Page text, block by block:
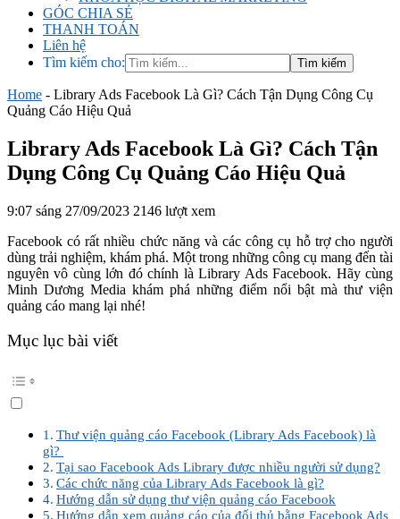
GÓC CHIA SẺ
THANH TOÁN
Liên hệ
Tìm kiếm cho:
Home - Library Ads Facebook Là Gì? Cách Tận Dụng Công Cụ
Quảng Cáo Hiệu Quả
Library Ads Facebook Là Gì? Cách Tận
Dụng Công Cụ Quảng Cáo Hiệu Quả
9:07 sáng 27/09/2023 2146 lượt xem
Facebook có rất nhiều chức năng và các công cụ hỗ trợ cho người
dùng trải nghiệm, khám phá. Một trong những công cụ mang đến tài
nguyên vô cùng lớn đó chính là Library Ads Facebook. Hãy cùng
Minh Dương Media khám phá những điểm nổi bật mà thư viện
quảng cáo mang lại nhé!
Mục lục bài viết
Thư viện quảng cáo Facebook (Library Ads Facebook) là
gì?
Tại sao Facebook Ads Library được nhiều người sử dụng?
Các chức năng của Library Ads Facebook là gì?
Hướng dẫn sử dụng thư viện quảng cáo Facebook
Hướng dẫn xem quảng cáo của đối thủ bằng Facebook Ads